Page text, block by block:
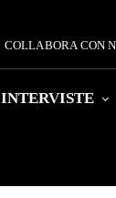
COLLABORA CON
INTERVISTE